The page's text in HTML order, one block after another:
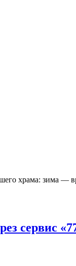
храма: зима —
сервис